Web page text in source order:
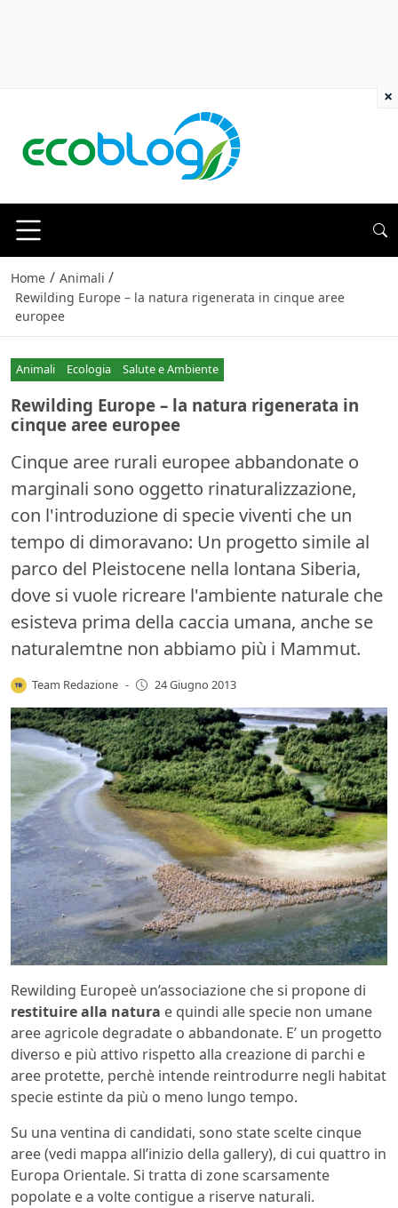
Home / Animali /
Rewilding Europe – la natura rigenerata in cinque aree
europee
Animali Ecologia Salute e Ambiente
Rewilding Europe – la natura rigenerata in
cinque aree europee
Cinque aree rurali europee abbandonate o
marginali sono oggetto rinaturalizzazione,
con l'introduzione di specie viventi che un
tempo di dimoravano: Un progetto simile al
parco del Pleistocene nella lontana Siberia,
dove si vuole ricreare l'ambiente naturale che
esisteva prima della caccia umana, anche se
naturalemtne non abbiamo più i Mammut.
Team Redazione - 24 Giugno 2013
Rewilding Europeè un’associazione che si propone di
restituire alla natura e quindi alle specie non umane
aree agricole degradate o abbandonate. E’ un progetto
diverso e più attivo rispetto alla creazione di parchi e
aree protette, perchè intende reintrodurre negli habitat
specie estinte da più o meno lungo tempo.
Su una ventina di candidati, sono state scelte cinque
aree (vedi mappa all’inizio della gallery), di cui quattro in
Europa Orientale. Si tratta di zone scarsamente
popolate e a volte contigue a riserve naturali.
×